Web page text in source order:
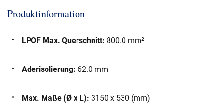
Produktinformation
LPOF Max. Querschnitt: 800.0 mm²
Aderisolierung: 62.0 mm
Max. Maße (Ø x L): 3150 x 530 (mm)